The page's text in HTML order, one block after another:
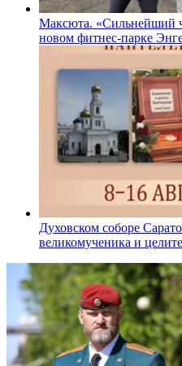
Максюта. «Сильнейший
новом фитнес-парке
Духовском соборе
великомученика и